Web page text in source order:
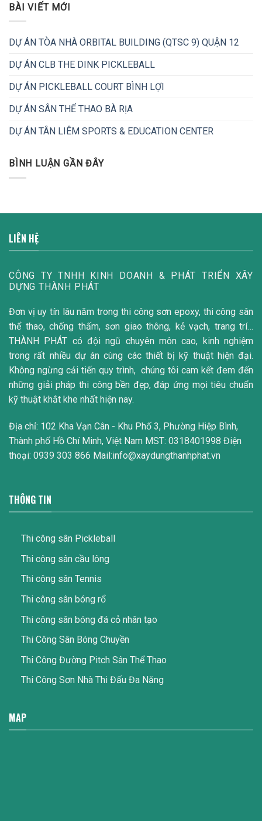
BÀI VIẾT MỚI
DỰ ÁN TÒA NHÀ ORBITAL BUILDING (QTSC 9) QUẬN 12
DỰ ÁN CLB THE DINK PICKLEBALL
DỰ ÁN PICKLEBALL COURT BÌNH LỢI
DỰ ÁN SÂN THỂ THAO BÀ RỊA
DỰ ÁN TÂN LIÊM SPORTS & EDUCATION CENTER
BÌNH LUẬN GẦN ĐÂY
LIÊN HỆ
CÔNG TY TNHH KINH DOANH & PHÁT TRIỂN XÂY
DỰNG THÀNH PHÁT
Đơn vị uy tín lâu năm trong thi công sơn epoxy, thi công sân
thể thao, chống thấm, sơn giao thông, kẻ vạch, trang trí…
THÀNH PHÁT có đội ngũ chuyên môn cao, kinh nghiệm
trong rất nhiều dự án cùng các thiết bị kỹ thuật hiện đại.
Không ngừng cải tiến quy trình, chúng tôi cam kết đem đến
những giải pháp thi công bền đẹp, đáp ứng mọi tiêu chuẩn
kỹ thuật khắt khe nhất hiện nay.
Địa chỉ: 102 Kha Vạn Cân - Khu Phố 3, Phường Hiệp Bình,
Thành phố Hồ Chí Minh, Việt Nam MST: 0318401998 Điện
thoại: 0939 303 866 Mail:info@xaydungthanhphat.vn
THÔNG TIN
Thi công sân Pickleball
Thi công sân cầu lông
Thi công sân Tennis
Thi công sân bóng rổ
Thi công sân bóng đá cỏ nhân tạo
Thi Công Sân Bóng Chuyền
Thi Công Đường Pitch Sân Thể Thao
Thi Công Sơn Nhà Thi Đấu Đa Năng
MAP